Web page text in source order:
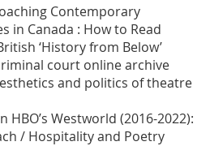
Contemporary
in Canada : How to Read
‘History from Below’
court online archive
and politics of theatre
HBO’s Westworld (2016-2022):
/ Hospitality and Poetry